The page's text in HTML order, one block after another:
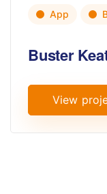
App
Buster
View